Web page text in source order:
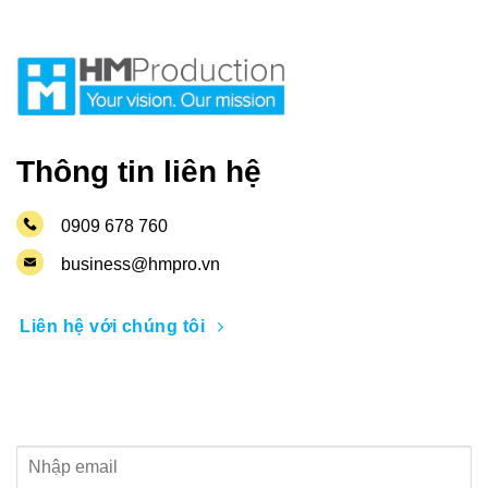
Thông tin liên hệ
0909 678 760
business@hmpro.vn
Liên hệ với chúng tôi